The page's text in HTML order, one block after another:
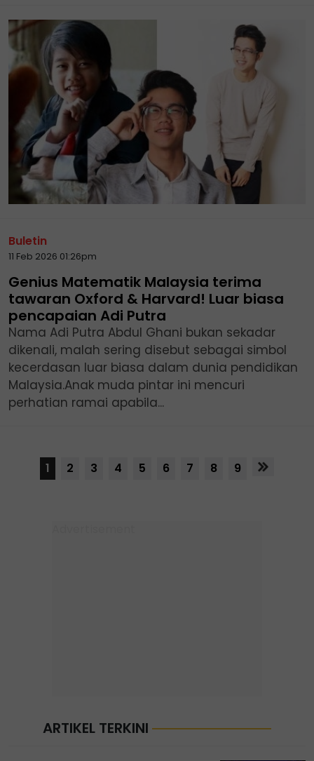
Buletin
11 Feb 2026 01:26pm
Genius Matematik Malaysia terima
tawaran Oxford & Harvard! Luar biasa
pencapaian Adi Putra
Nama Adi Putra Abdul Ghani bukan sekadar
dikenali, malah sering disebut sebagai simbol
kecerdasan luar biasa dalam dunia pendidikan
Malaysia.Anak muda pintar ini mencuri
perhatian ramai apabila...
1 2 3 4 5 6 7 8 9
ARTIKEL TERKINI